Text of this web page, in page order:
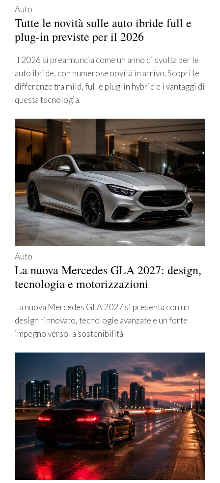
Auto
Tutte le novità sulle auto ibride full e
plug-in previste per il 2026
Il 2026 si preannuncia come un anno di svolta per le
auto ibride, con numerose novità in arrivo. Scopri le
differenze tra mild, full e plug-in hybrid e i vantaggi di
questa tecnologia.
Auto
La nuova Mercedes GLA 2027: design,
tecnologia e motorizzazioni
La nuova Mercedes GLA 2027 si presenta con un
design rinnovato, tecnologie avanzate e un forte
impegno verso la sostenibilità